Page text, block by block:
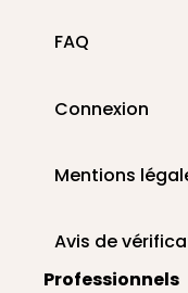
FAQ
Connexion
Mentions
Avis de
Professionnels